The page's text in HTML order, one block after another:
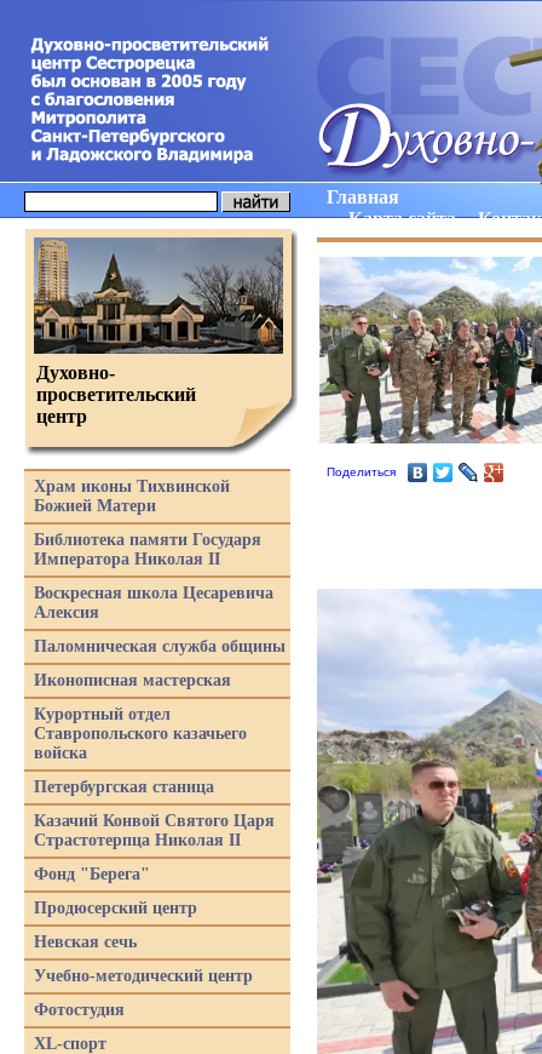
Главная
Карта сайта
Поделиться
Духовно-
просветительский
центр
Храм иконы Тихвинской
Божией Матери
Библиотека памяти Государя
Императора Николая II
Воскресная школа Цесаревича
Алексия
Паломническая служба общины
Иконописная мастерская
Курортный отдел
Ставропольского казачьего
войска
Петербургская станица
Казачий Конвой Святого Царя
Страстотерпца Николая II
Фонд "Берега"
Продюсерский центр
Невская сечь
Учебно-методический центр
Фотостудия
XL-спорт